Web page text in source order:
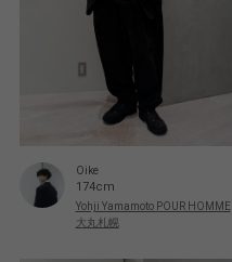
Oike
174cm
Yohji Yamamoto POUR HOMME
大丸札幌